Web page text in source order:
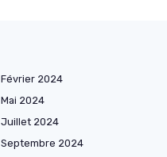
Février 2024
Mai 2024
Juillet 2024
Septembre 2024